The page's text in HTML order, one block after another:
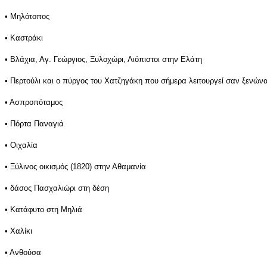
• Μηλότοπος
• Καστράκι
• Βλάχια, Αγ. Γεώργιος, Ξυλοχώρι, Λιόπιστοι στην Ελάτη
• Περτούλι και ο πύργος του Χατζηγάκη που σήμερα λειτουργεί σαν
• Ασπροπόταμος
• Πόρτα Παναγιά
• Οιχαλία
• Ξύλινος οικισμός (1820) στην Αθαμανία
• δάσος Πασχαλιώρι στη δέση
• Κατάφυτο στη Μηλιά
• Χαλίκι
• Ανθούσα